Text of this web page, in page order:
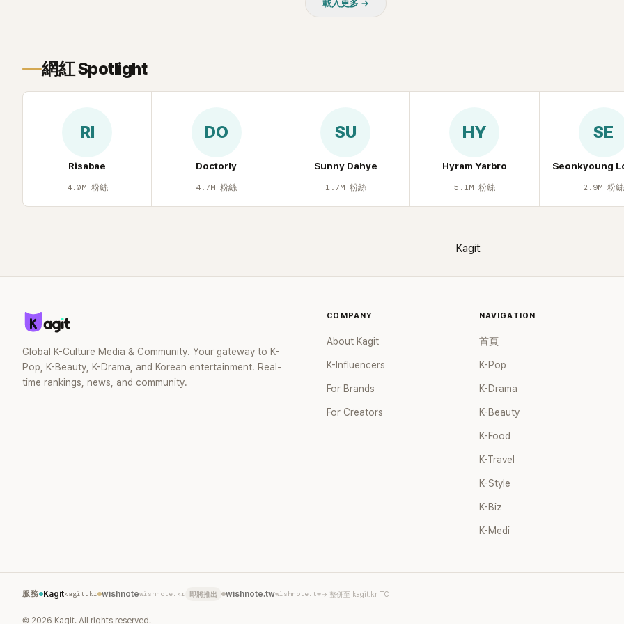
言，當時確實被質疑動過隆胸手術。她回
時隆胸手術幾乎只有「腋下切開」一種方式，
脆把腋下給大家看，證明我根本沒動過。」
笑。 事實上，早在 2006 年，李智惠就為
了證明自己沒有「隆乳」，真的召開了一場泳
去」的直率性格。其實她過去也曾在 SBS
節目《脫掉鞋子恢單4Men》 中，親自公開
重提這段至今仍被粉絲視為黑歷史代表作
的事件。 回顧李智惠的演藝路，她於
1998 年以混聲團體 S#arp 成員身分出
滿。如今除了持續活躍於綜藝節目，她經
營的 YouTube 頻道也即將突破百萬訂閱，
二春。
載入更多 →
網紅 Spotlight
RI
Risabae
4.0M 粉絲
DO
Doctorly
4.7M 粉絲
SU
Sunny Dahye
1.7M 粉絲
HY
Hyram Yarbro
5.1M 粉絲
SE
Seonkyoung
2.9M 粉絲
Kagit
Global K-Culture Media & Community. Your gateway to K-
Pop, K-Beauty, K-Drama, and Korean entertainment. Real-
time rankings, news, and community.
COMPANY
About Kagit
K-Influencers
For Brands
For Creators
NAVIGATION
首頁
K-Pop
K-Drama
K-Beauty
K-Food
K-Travel
K-Style
K-Biz
K-Medi
服務 Kagitkagit.kr wishnotewishnote.kr 即將推出 wishnote.twwishnote.tw→ 整併至 kagit.kr TC
© 2026 Kagit. All rights reserved.